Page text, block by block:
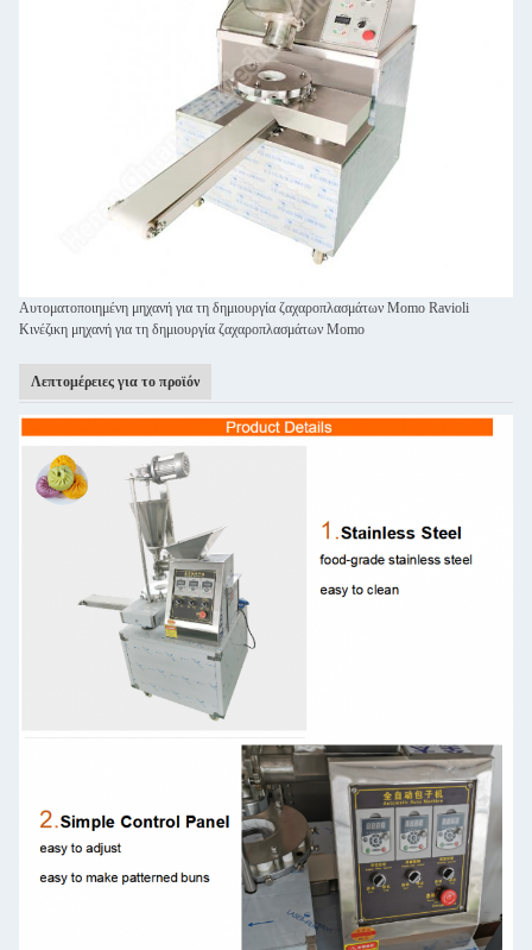
Αυτοματοποιημένη μηχανή για τη δημιουργία ζαχαροπλασμάτων Momo Ravioli
Κινέζικη μηχανή για τη δημιουργία ζαχαροπλασμάτων Momo
Λεπτομέρειες για το προϊόν